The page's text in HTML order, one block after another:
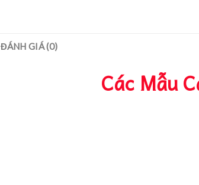
ĐÁNH GIÁ (0)
Các Mẫu